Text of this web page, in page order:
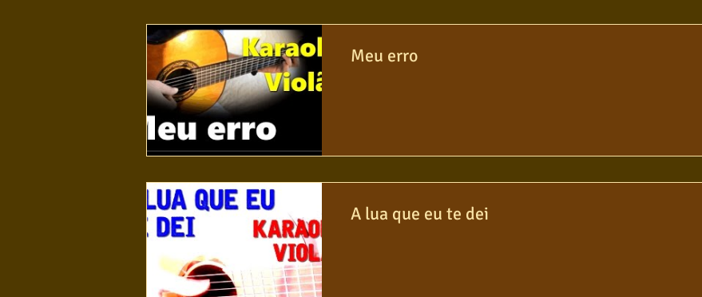
Conhecimento musical Violão Solo Poesia Pop Internacional
Meu erro
A lua que eu te dei